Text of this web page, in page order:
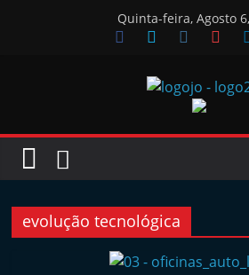
Quinta-feira, Agosto
Jornal
J
evolução tecnológica